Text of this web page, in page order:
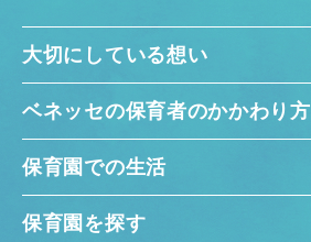
大切にしている想い
ベネッセの保育者のかかわり方
保育園での生活
保育園を探す